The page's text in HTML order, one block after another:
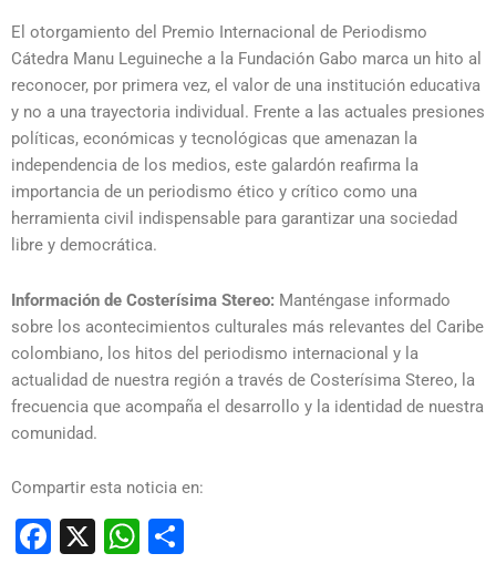
El otorgamiento del Premio Internacional de Periodismo
Cátedra Manu Leguineche a la Fundación Gabo marca un hito al
reconocer, por primera vez, el valor de una institución educativa
y no a una trayectoria individual. Frente a las actuales presiones
políticas, económicas y tecnológicas que amenazan la
independencia de los medios, este galardón reafirma la
importancia de un periodismo ético y crítico como una
herramienta civil indispensable para garantizar una sociedad
libre y democrática.
Información de Costerísima Stereo: Manténgase informado
sobre los acontecimientos culturales más relevantes del Caribe
colombiano, los hitos del periodismo internacional y la
actualidad de nuestra región a través de Costerísima Stereo, la
frecuencia que acompaña el desarrollo y la identidad de nuestra
comunidad.
Compartir esta noticia en:
Facebook
X WhatsApp